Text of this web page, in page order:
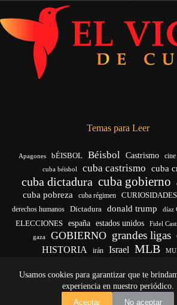
Usamos cookies para garantizar que te
experiencia en nuestro periódico.
Aceptar
No aceptar
Temas para Leer
Apagones bÉISBOL Béisbol Castrismo cine
cuba béisbol cuba castrismo cuba
cuba dictadura cuba gobierno
cuba pobreza cuba régimen CURIOSIDADES
derechos humanos Dictadura donald trump díaz
ELECCIONES españa estados unidos Fidel
gaza GOBIERNO grandes ligas
HISTORIA irán Israel MLB
Rusia
régimen cubano Trump Ucrania venezuela
Copyright © 2026 - El Vigía de